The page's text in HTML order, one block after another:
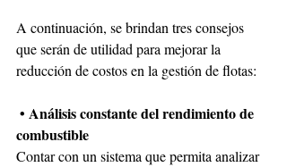
A continuación, se brindan tres consejos
que serán de utilidad para mejorar la
reducción de costos en la gestión de flotas:
• Análisis constante del rendimiento de
combustible
Contar con un sistema que permita analizar